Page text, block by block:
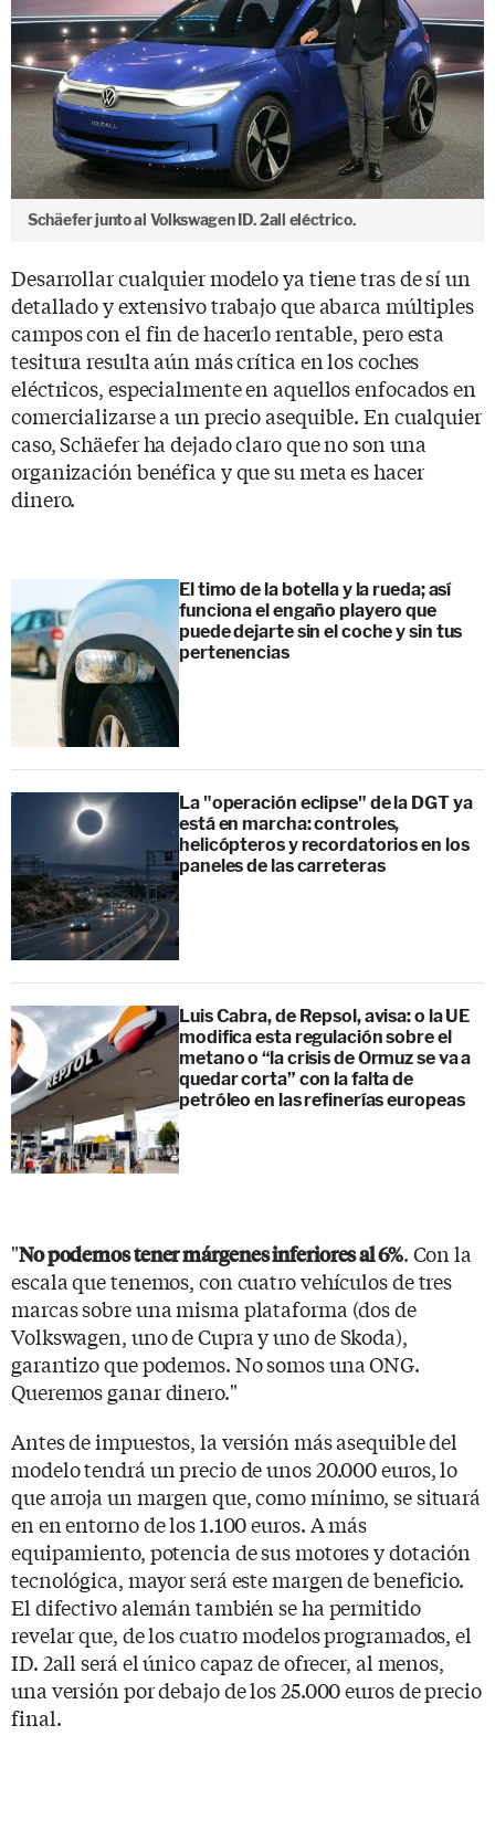
Schäefer junto al Volkswagen ID. 2all eléctrico.
Desarrollar cualquier modelo ya tiene tras de sí un
detallado y extensivo trabajo que abarca múltiples
campos con el fin de hacerlo rentable, pero esta
tesitura resulta aún más crítica en los coches
eléctricos, especialmente en aquellos enfocados en
comercializarse a un precio asequible. En cualquier
caso, Schäefer ha dejado claro que no son una
organización benéfica y que su meta es hacer
dinero.
El timo de la botella y la rueda; así
funciona el engaño playero que
puede dejarte sin el coche y sin tus
pertenencias
La "operación eclipse" de la DGT ya
está en marcha: controles,
helicópteros y recordatorios en los
paneles de las carreteras
Luis Cabra, de Repsol, avisa: o la UE
modifica esta regulación sobre el
metano o “la crisis de Ormuz se va a
quedar corta” con la falta de
petróleo en las refinerías europeas
"No podemos tener márgenes inferiores al 6%. Con la
escala que tenemos, con cuatro vehículos de tres
marcas sobre una misma plataforma (dos de
Volkswagen, uno de Cupra y uno de Skoda),
garantizo que podemos. No somos una ONG.
Queremos ganar dinero."
Antes de impuestos, la versión más asequible del
modelo tendrá un precio de unos 20.000 euros, lo
que arroja un margen que, como mínimo, se situará
en en entorno de los 1.100 euros. A más
equipamiento, potencia de sus motores y dotación
tecnológica, mayor será este margen de beneficio.
El difectivo alemán también se ha permitido
revelar que, de los cuatro modelos programados, el
ID. 2all será el único capaz de ofrecer, al menos,
una versión por debajo de los 25.000 euros de precio
final.